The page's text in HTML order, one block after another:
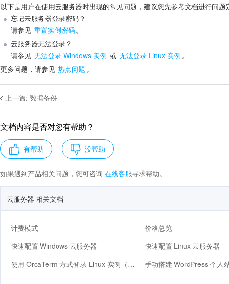
以下是用户在使用云服务器时出现的常见问题，建议您先参考文档进行问题
忘记云服务器登录密码？
请参见 重置实例密码 。
云服务器无法登录？
请参见 无法登录 Windows 实例 或 无法登录 Linux 实例 。
更多问题，请参见 热点问题 。
上一篇: 数据备份
文档内容是否对您有帮助？
有帮助 没帮助
如果遇到产品相关问题，您可咨询 在线客服寻求帮助。
云服务器 相关文档
计费模式 价格总览
快速配置 Windows 云服务器
快速配置 Linux 云服务器
使用 OrcaTerm 方式登录 Linux 实例（推荐）
手动搭建 WordPress 个人